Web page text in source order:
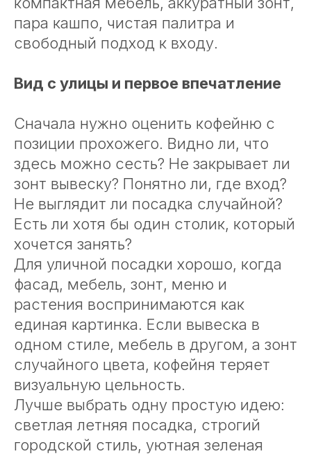
пара кашпо, чистая палитра и
свободный подход к входу.
Вид с улицы и первое впечатление
Сначала нужно оценить кофейню с
позиции прохожего. Видно ли, что
здесь можно сесть? Не закрывает ли
зонт вывеску? Понятно ли, где вход?
Не выглядит ли посадка случайной?
Есть ли хотя бы один столик, который
хочется занять?
Для уличной посадки хорошо, когда
фасад, мебель, зонт, меню и
растения воспринимаются как
единая картинка. Если вывеска в
одном стиле, мебель в другом, а зонт
случайного цвета, кофейня теряет
визуальную цельность.
Лучше выбрать одну простую идею:
светлая летняя посадка, строгий
городской стиль, уютная зеленая